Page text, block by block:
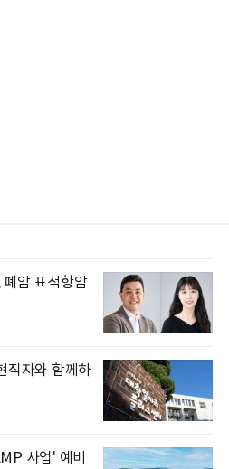
암 표적항암
직자와 함께하
사업' 예비